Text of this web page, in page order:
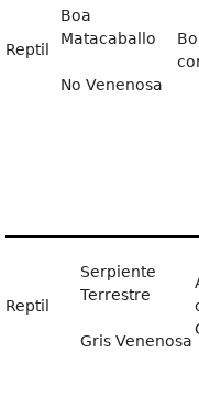
Reptil
Boa
Matacaballo
No Venenosa
Reptil
Serpiente
Terrestre
Gris Venenosa